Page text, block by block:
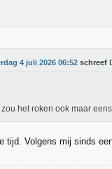
4 juli 2026 06:52 schreef
het roken ook maar
tijd. Volgens mij sinds